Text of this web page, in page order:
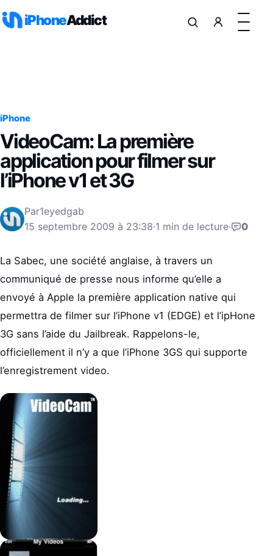
iPhoneAddict
iPhone
VideoCam: La première
application pour filmer sur
l’iPhone v1 et 3G
Par1eyedgab
15 septembre 2009 à 23:38·1 min de lecture· 0
La Sabec, une société anglaise, à travers un
communiqué de presse nous informe qu’elle a
envoyé à Apple la première application native qui
permettra de filmer sur l’iPhone v1 (EDGE) et l’ipHone
3G sans l’aide du Jailbreak. Rappelons-le,
officiellement il n’y a que l’iPhone 3GS qui supporte
l’enregistrement video.